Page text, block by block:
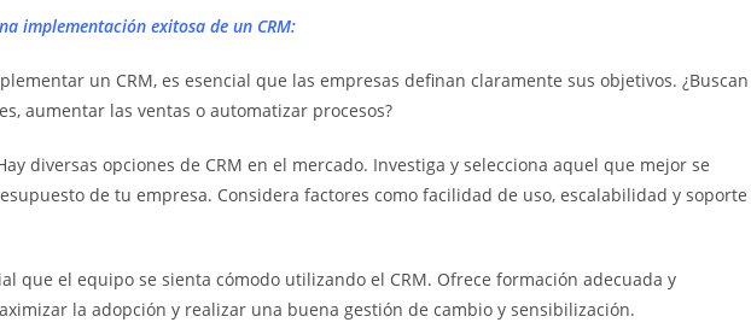
implementación exitosa de un CRM:
un CRM, es esencial que las empresas definan claramente sus objetivos. ¿Buscan
aumentar las ventas o automatizar procesos?
diversas opciones de CRM en el mercado. Investiga y selecciona aquel que mejor se
de tu empresa. Considera factores como facilidad de uso, escalabilidad y soporte
que el equipo se sienta cómodo utilizando el CRM. Ofrece formación adecuada y
la adopción y realizar una buena gestión de cambio y sensibilización.